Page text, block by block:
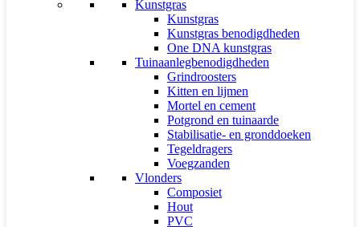
Kunstgras
Kunstgras
Kunstgras benodigdheden
One DNA kunstgras
Tuinaanlegbenodigdheden
Grindroosters
Kitten en lijmen
Mortel en cement
Potgrond en tuinaarde
Stabilisatie- en gronddoeken
Tegeldragers
Voegzanden
Vlonders
Composiet
Hout
PVC